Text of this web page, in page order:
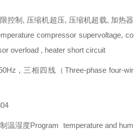
控制, 压缩机超压, 压缩机超载, 加热器
compressor supervoltage, co
overload , heater short circuit
, 三相四线（Three-phase four-wir
温湿度Program temperature and hum